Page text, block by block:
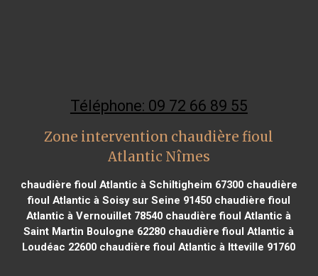
Téléphone: 09 72 66 89 55
Zone intervention chaudière fioul
Atlantic Nîmes
chaudière fioul Atlantic à Schiltigheim 67300chaudière
fioul Atlantic à Soisy sur Seine 91450chaudière fioul
Atlantic à Vernouillet 78540 chaudière fioul Atlantic à
Saint Martin Boulogne 62280 chaudière fioul Atlantic à
Loudéac 22600 chaudière fioul Atlantic à Itteville 91760